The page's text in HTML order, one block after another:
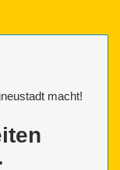
macht!